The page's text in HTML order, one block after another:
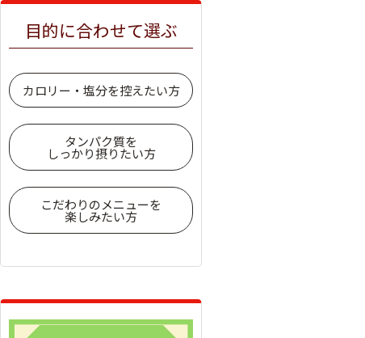
目的に合わせて選ぶ
カロリー・塩分を控えたい方
タンパク質を
しっかり摂りたい方
こだわりのメニューを
楽しみたい方